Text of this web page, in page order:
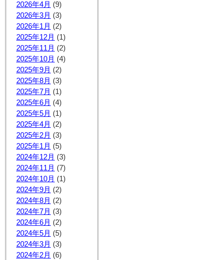
2026年4月 (9)
2026年3月 (3)
2026年1月 (2)
2025年12月 (1)
2025年11月 (2)
2025年10月 (4)
2025年9月 (2)
2025年8月 (3)
2025年7月 (1)
2025年6月 (4)
2025年5月 (1)
2025年4月 (2)
2025年2月 (3)
2025年1月 (5)
2024年12月 (3)
2024年11月 (7)
2024年10月 (1)
2024年9月 (2)
2024年8月 (2)
2024年7月 (3)
2024年6月 (2)
2024年5月 (5)
2024年3月 (3)
2024年2月 (6)